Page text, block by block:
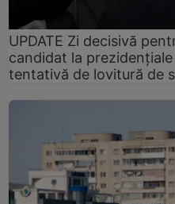
UPDATE Zi decisivă
candidat la
tentativă de lovitură de